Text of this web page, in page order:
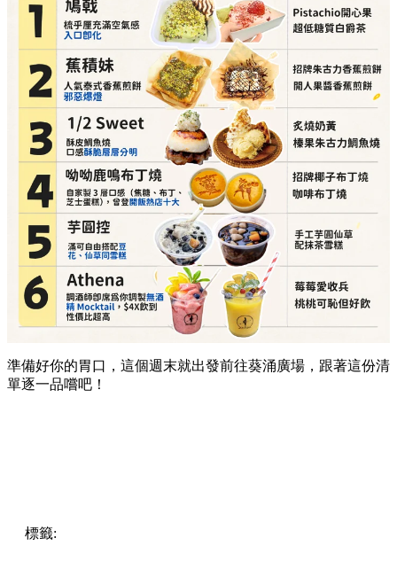
準備好你的胃口，這個週末就出發前往葵涌廣場，跟著這份清
單逐一品嚐吧！
標籤: